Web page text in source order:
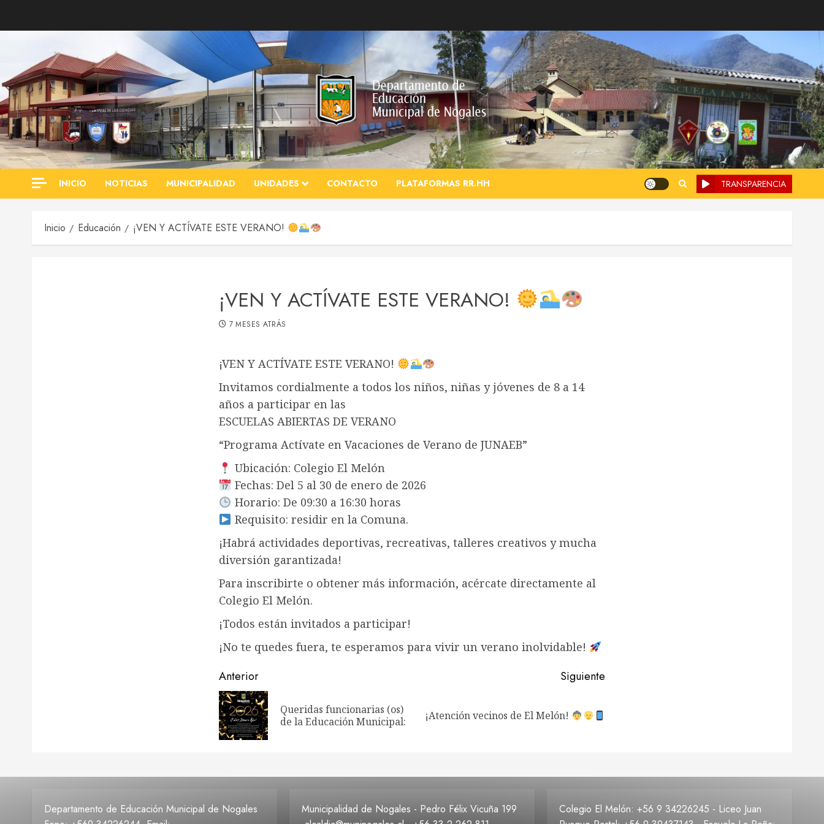
INICIO NOTICIAS MUNICIPALIDAD UNIDADES CONTACTO PLATAFORMAS RR.HH TRANSPARENCIA
Inicio Educación ¡VEN Y ACTÍVATE ESTE VERANO!
¡VEN Y ACTÍVATE ESTE VERANO!
7 MESES ATRÁS
¡VEN Y ACTÍVATE ESTE VERANO!
Invitamos cordialmente a todos los niños, niñas y jóvenes de 8 a 14
años a participar en las
ESCUELAS ABIERTAS DE VERANO
“Programa Actívate en Vacaciones de Verano de JUNAEB”
Ubicación: Colegio El Melón
Fechas: Del 5 al 30 de enero de 2026
Horario: De 09:30 a 16:30 horas
Requisito: residir en la Comuna.
¡Habrá actividades deportivas, recreativas, talleres creativos y mucha
diversión garantizada!
Para inscribirte o obtener más información, acércate directamente al
Colegio El Melón.
¡Todos están invitados a participar!
¡No te quedes fuera, te esperamos para vivir un verano inolvidable!
Navegación
de
entradas
Anterior
Entrada
Queridas funcionarias (os)
de la Educación Municipal:
Siguiente
Siguiente
¡Atención vecinos de El Melón!
Departamento de Educación Municipal de Nogales
Municipalidad de Nogales - Pedro Félix Vicuña 199
Colegio El Melón: +56 9 34226245 - Liceo Juan